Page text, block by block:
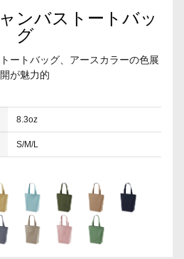
ンバストートバッ
グ
ートバッグ、アースカラーの色展
開が魅力的
8.3oz
S/M/L